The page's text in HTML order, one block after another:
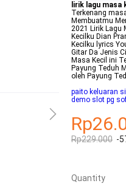
lirik lagu masa
Terkenang
Membuatmu
2021 Lirik Lagu
Kecilku Dian
Kecilku lyrics
Gitar Da Jenis
Masa Kecil ini
Payung Teduh
oleh Payung
paito keluaran
demo slot pg
Rp229.000 -
Quantity